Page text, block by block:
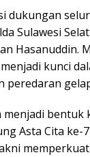
dukungan
Sulawesi
Hasanuddin.
kunci
peredaran
menjadi bentuk
Asta Cita ke-